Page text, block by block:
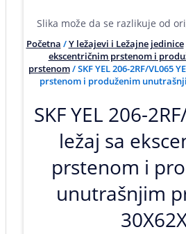
Slika može da se razlikuje od
Početna /Y ležajevi i Ležajne jedinice
ekscentričnim prstenom i
prstenom/ SKF YEL 206-2RF/VL065
prstenom i produženim
SKF YEL 206-
ležaj sa
prstenom i
unutrašnjim